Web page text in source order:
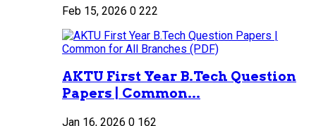
Feb 15, 2026 0 222
AKTU First Year B.Tech Question
Papers | Common...
Jan 16, 2026 0 162